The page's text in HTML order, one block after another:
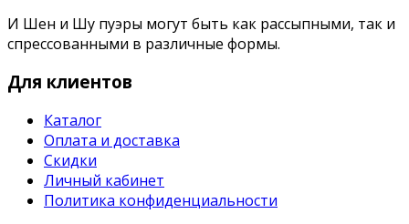
И Шен и Шу пуэры могут быть как рассыпными, так и
спрессованными в различные формы.
Для клиентов
Каталог
Оплата и доставка
Скидки
Личный кабинет
Политика конфиденциальности